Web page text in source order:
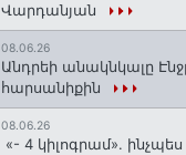
Վարդանյան
08.06.26
Անդրեի անակնկալը
հարսանիքին
08.06.26
«- 4 կիլոգրամ».